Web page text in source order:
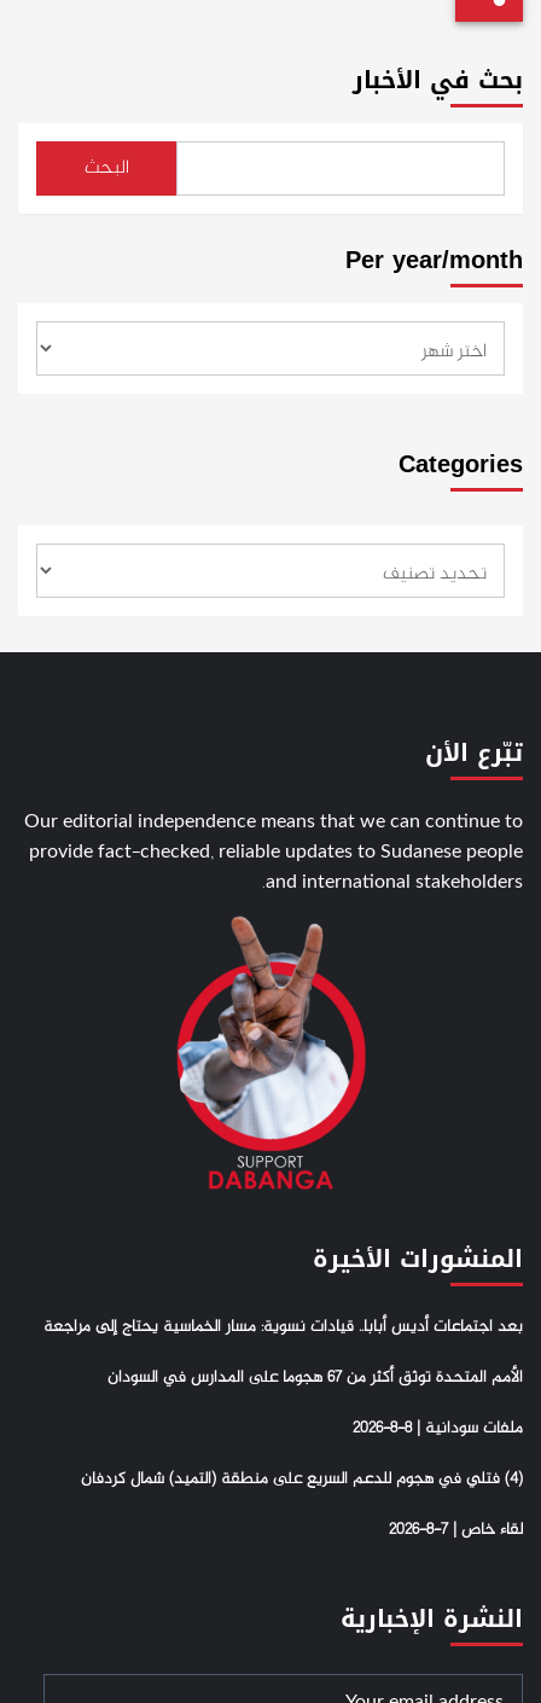
بحث في الأخبار
البحث
Per year/month
Categories
تبّرع الأن
Our editorial independence means that we can continue to
provide fact-checked, reliable updates to Sudanese people
and international stakeholders.
المنشورات الأخيرة
بعد اجتماعات أديس أبابا.. قيادات نسوية: مسار الخماسية يحتاج إلى مراجعة
الأمم المتحدة توثق أكثر من 67 هجوما على المدارس في السودان
ملفات سودانية | 8-8-2026
(4) فتلي في هجوم للدعم السريع على منطقة (التميد) شمال كردفان
لقاء خاص | 7-8-2026
النشرة الإخبارية